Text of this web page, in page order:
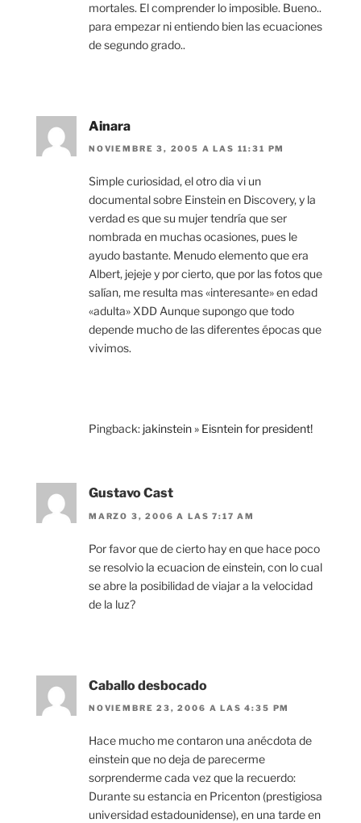
mortales. El comprender lo imposible. Bueno..
para empezar ni entiendo bien las ecuaciones
de segundo grado..
Ainara
NOVIEMBRE 3, 2005 A LAS 11:31 PM
Simple curiosidad, el otro dia vi un
documental sobre Einstein en Discovery, y la
verdad es que su mujer tendría que ser
nombrada en muchas ocasiones, pues le
ayudo bastante. Menudo elemento que era
Albert, jejeje y por cierto, que por las fotos que
salían, me resulta mas «interesante» en edad
«adulta» XDD Aunque supongo que todo
depende mucho de las diferentes épocas que
vivimos.
Pingback: jakinstein » Eisntein for president!
Gustavo Cast
MARZO 3, 2006 A LAS 7:17 AM
Por favor que de cierto hay en que hace poco
se resolvio la ecuacion de einstein, con lo cual
se abre la posibilidad de viajar a la velocidad
de la luz?
Caballo desbocado
NOVIEMBRE 23, 2006 A LAS 4:35 PM
Hace mucho me contaron una anécdota de
einstein que no deja de parecerme
sorprenderme cada vez que la recuerdo:
Durante su estancia en Pricenton (prestigiosa
universidad estadounidense), en una tarde en